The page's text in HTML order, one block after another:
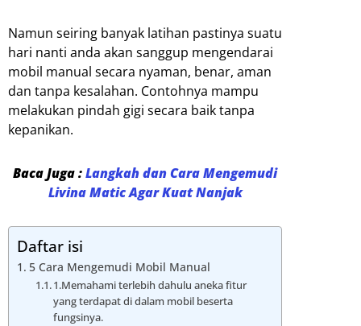
Namun seiring banyak latihan pastinya suatu
hari nanti anda akan sanggup mengendarai
mobil manual secara nyaman, benar, aman
dan tanpa kesalahan. Contohnya mampu
melakukan pindah gigi secara baik tanpa
kepanikan.
Baca Juga :Langkah dan Cara Mengemudi
Livina Matic Agar Kuat Nanjak
Daftar isi
5 Cara Mengemudi Mobil Manual
1.Memahami terlebih dahulu aneka fitur
yang terdapat di dalam mobil beserta
fungsinya.